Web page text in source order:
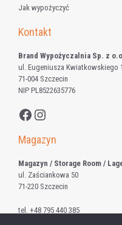
Jak wypożyczyć
Kontakt
Brand Wypożyczalnia Sp. z
ul. Eugeniusza Kwiatkowskiego
71-004 Szczecin
NIP PL8522635776
Facebook
Instagram
Magazyn
Magazyn / Storage Room /
ul. Zaściankowa 50
71-220 Szczecin
tel. +48 795 440 385